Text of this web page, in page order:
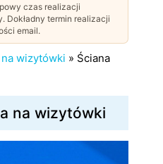
czas realizacji
Dokładny termin realizacji
email.
wizytówki » Ściana
na wizytówki